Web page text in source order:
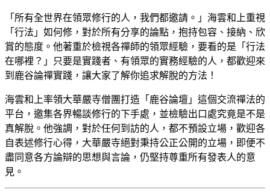
「所有全世界在領眾修行的人，我們都邀請。」海雲和上重視
「行法」如何修，對於所有分享的論點，抱持包容、接納、欣
賞的態度。他著重於檢視各禪師的領眾經驗，要看的是「行法
在哪裡？」只要是實踐者、有領眾的實務經驗的人，都歡迎來
到鹿谷論禪實踐，讓大家了解你追求解脫的方法！
海雲和上率領大華嚴寺僧團打造「鹿谷論壇」這個交流禪法的
平台，邀集各界暢談修行的下手處，並檢驗出口處究竟是不是
真解脫。他強調，對於任何到訪的人，都不預設立場，歡迎各
自表述修行心得，大華嚴寺絕對秉持公正公開的立場，即便不
盡同意各方論辯的思想與言論，仍堅持尊重所有發表人的意
見。